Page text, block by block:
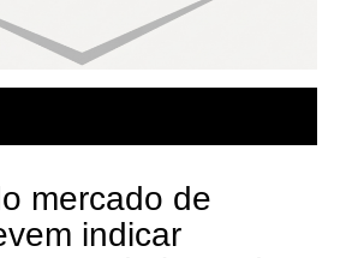
mercado de
indicar